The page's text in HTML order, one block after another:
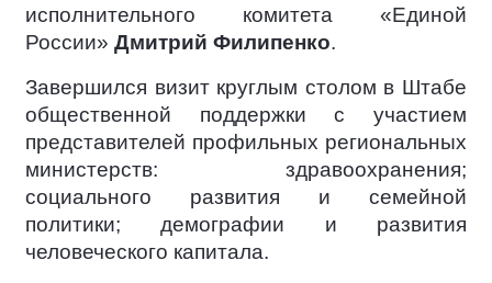
исполнительного комитета «Единой
России» Дмитрий Филипенко.
Завершился визит круглым столом в Штабе
общественной поддержки с участием
представителей профильных региональных
министерств: здравоохранения;
социального развития и семейной
политики; демографии и развития
человеческого капитала.